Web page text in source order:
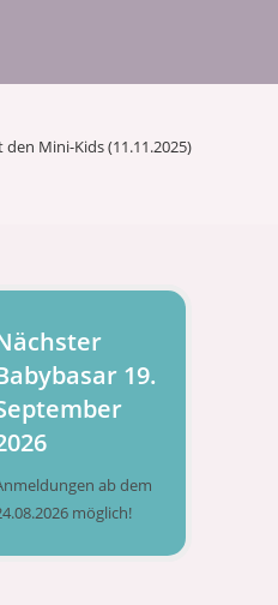
Mini-Kids (11.11.2025)
19.
ab dem
möglich!